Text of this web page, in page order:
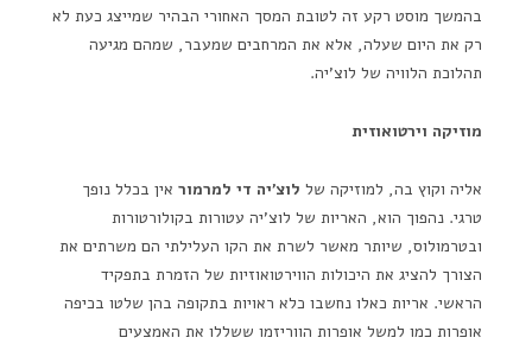
בהמשך מוסט רקע זה לטובת המסך האחורי הבהיר שמייצג כעת לא
רק את היום שעלה, אלא את המרחבים שמעבר, שמהם מגיעה
תהלוכת הלוויה של לוצ'יה.
מוזיקה וירטואוזית
אליה וקוץ בה, למוזיקה של לוצ'יה די למרמור אין בכלל נופך
טרגי. נהפוך הוא, האריות של לוצ'יה עטורות בקולורטורות
ובטרמולוס, שיותר מאשר לשרת את הקו העלילתי הם משרתים את
הצורך להציג את היכולות הווירטואוזיות של הזמרת בתפקיד
הראשי. אריות כאלו נחשבו כלא ראויות בתקופה בהן שלטו בכיפה
אופרות כמו למשל אופרות הווריזמו ששללו את האמצעים